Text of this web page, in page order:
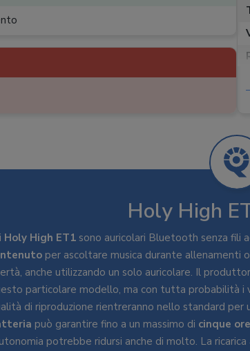
Holy High
Holy High ET1 sono auricolari Bluetooth senza fili
per ascoltare musica durante allenamenti
anche utilizzando un solo auricolare. Il
particolare modello, ma con tutta probabilità
di riproduzione rientreranno nello standard
può garantire fino a un massimo di cinque ore
potrebbe ridursi anche di molto. La